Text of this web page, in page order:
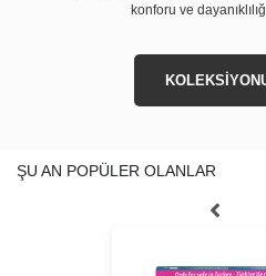
konforu ve
ŞU AN POPÜLER OLANLAR